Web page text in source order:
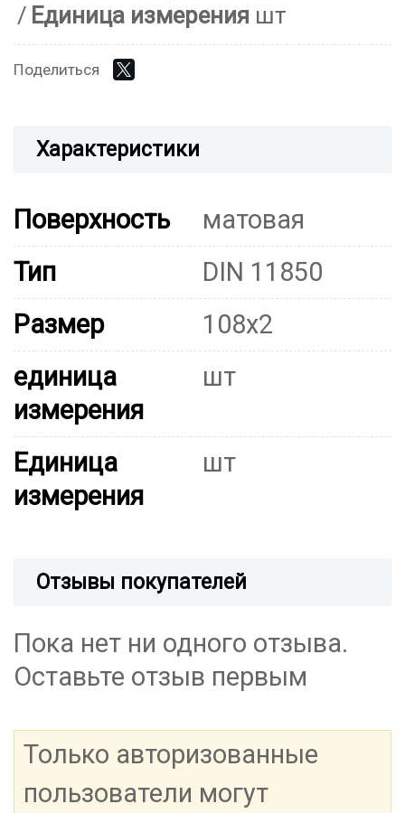
Единица измерения шт
Поделиться
Характеристики
Поверхность
матовая
Тип
DIN 11850
Размер
108x2
единица
измерения
шт
Единица
измерения
шт
Отзывы покупателей
Пока нет ни одного отзыва.
Оставьте отзыв первым
Только авторизованные
пользователи могут